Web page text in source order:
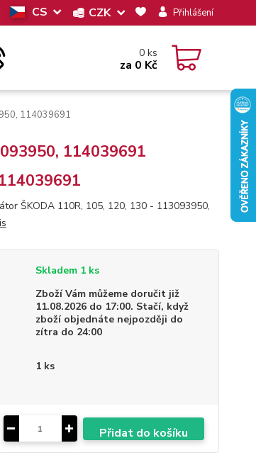
CS CZK Přihlášení
0 ks
za 0 Kč
114039691
114039691
ŠKODA 110R, 105, 120, 130 - 113093950,
Skladem 1 ks
Zboží Vám můžeme doručit již
11.08.2026 do 17:00. Stačí, když
zboží objednáte nejpozději do
zítra do 24:00
1 ks
Přidat do košíku